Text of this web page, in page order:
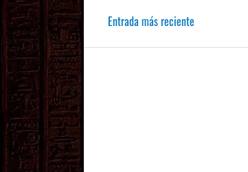
Entrada más reciente